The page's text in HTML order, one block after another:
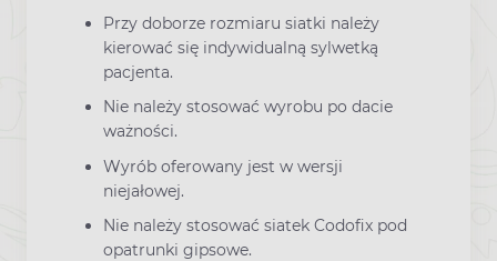
Przy doborze rozmiaru siatki należy
kierować się indywidualną sylwetką
pacjenta.
Nie należy stosować wyrobu po dacie
ważności.
Wyrób oferowany jest w wersji
niejałowej.
Nie należy stosować siatek Codofix pod
opatrunki gipsowe.